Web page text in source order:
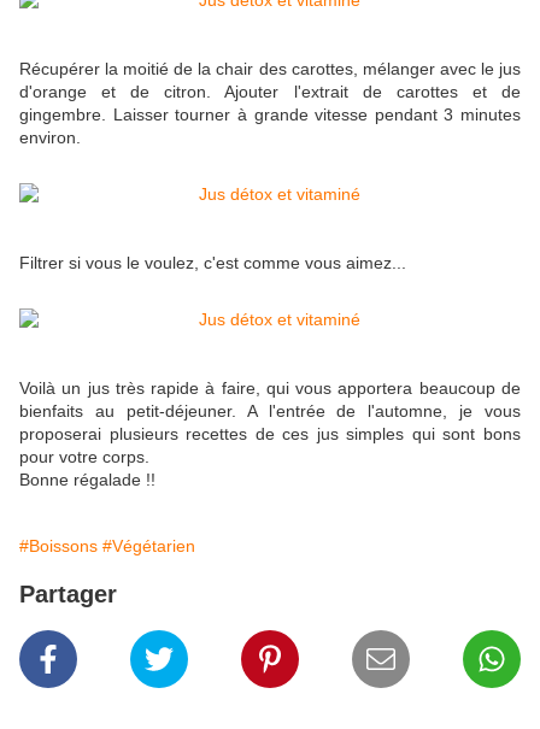
Récupérer la moitié de la chair des carottes, mélanger avec le jus
d'orange et de citron. Ajouter l'extrait de carottes et de
gingembre. Laisser tourner à grande vitesse pendant 3 minutes
environ.
Filtrer si vous le voulez, c'est comme vous aimez...
Voilà un jus très rapide à faire, qui vous apportera beaucoup de
bienfaits au petit-déjeuner. A l'entrée de l'automne, je vous
proposerai plusieurs recettes de ces jus simples qui sont bons
pour votre corps.
Bonne régalade !!
#Boissons #Végétarien
Partager